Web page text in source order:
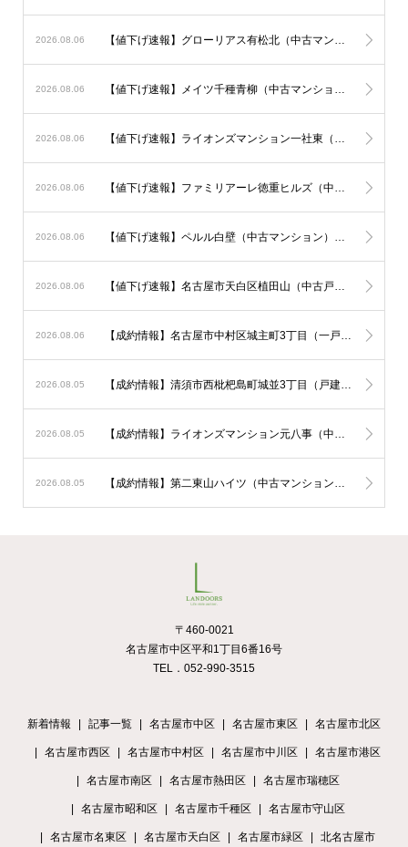
2026.08.06
2026.08.06
2026.08.06
2026.08.06
2026.08.06
2026.08.06 【値下げ速報】名古屋市天白区植田山（中古戸建）（一戸建て）が200万円ダウン！
2026.08.06 【成約情報】名古屋市中村区城主町3丁目（一戸建て）が販売終了
2026.08.05 【成約情報】清須市西枇杷島町城並3丁目（戸建）（新築一戸建て）が販売終了
2026.08.05
2026.08.05
〒460-0021
名古屋市中区平和1丁目6番16号
TEL．052-990-3515
新着情報 記事一覧 名古屋市中区 名古屋市東区 名古屋市北区
名古屋市西区 名古屋市中村区 名古屋市中川区 名古屋市港区
名古屋市南区 名古屋市熱田区 名古屋市瑞穂区
名古屋市昭和区 名古屋市千種区 名古屋市守山区
名古屋市名東区 名古屋市天白区 名古屋市緑区 北名古屋市